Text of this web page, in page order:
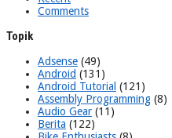
Comments
Topik
Adsense (49)
Android (131)
Android Tutorial (121)
Assembly Programming (8)
Audio Gear (11)
Berita (122)